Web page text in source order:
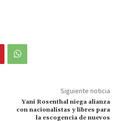
Siguiente noticia
Yani Rosenthal niega alianza
con nacionalistas y libres para
la escogencia de nuevos